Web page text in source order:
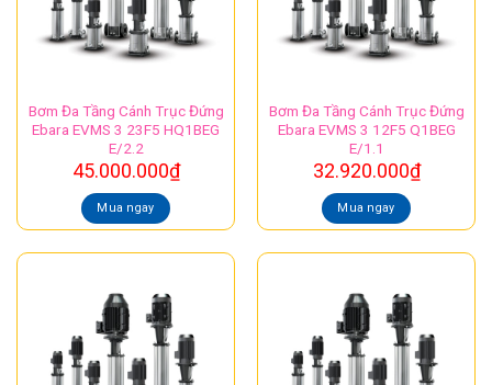
Bơm Đa Tầng Cánh Trục Đứng
Ebara EVMS 3 23F5 HQ1BEG
E/2.2
45.000.000₫
Mua ngay
Bơm Đa Tầng Cánh Trục Đứng
Ebara EVMS 3 12F5 Q1BEG
E/1.1
32.920.000₫
Mua ngay